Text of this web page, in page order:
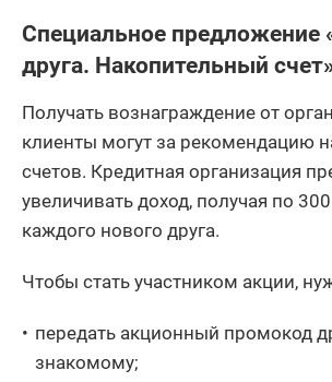
Специальное предложение
друга. Накопительный
Получать вознаграждение от
клиенты могут за рекомендацию
счетов. Кредитная организация
увеличивать доход, получая по
каждого нового друга.
Чтобы стать участником акции,
передать акционный промокод
знакомому;